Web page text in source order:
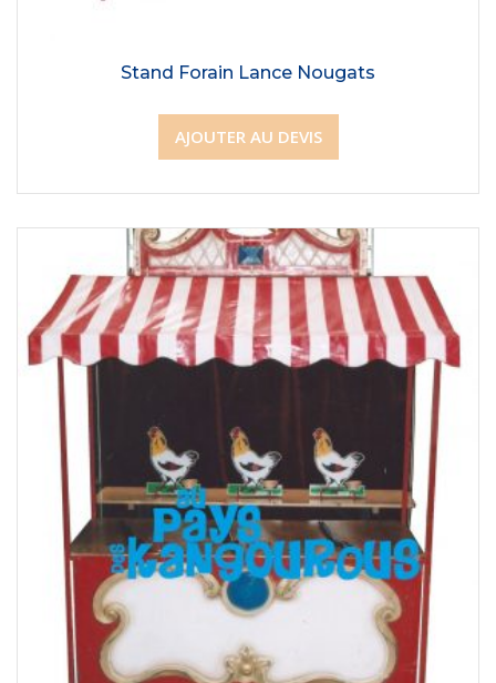
Stand Forain Lance Nougats
AJOUTER AU DEVIS